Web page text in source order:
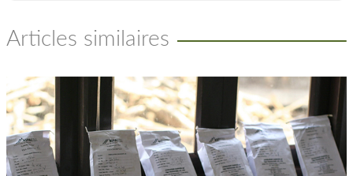
Articles similaires